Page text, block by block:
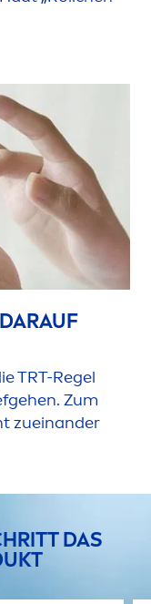
TRT-Regel
Zum
zueinander
DAS